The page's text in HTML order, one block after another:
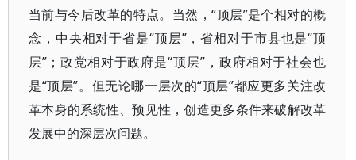
当前与今后改革的特点。当然，“顶层”是个相对的概
念，中央相对于省是“顶层”，省相对于市县也是“顶
层”；政党相对于政府是“顶层”，政府相对于社会也
是“顶层”。但无论哪一层次的“顶层”都应更多关注改
革本身的系统性、预见性，创造更多条件来破解改革
发展中的深层次问题。